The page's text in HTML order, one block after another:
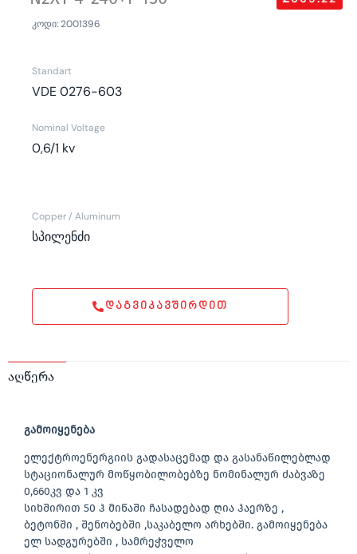
კოდი: 2001396
Standart
VDE 0276-603
Nominal Voltage
0,6/1 kv
Copper / Aluminum
სპილენძი
ᲓᲐᲒᲕᲘᲙᲐᲕᲨᲘᲠᲓᲘᲗ
აღწერა
გამოიყენება
ელექტროენერგიის გადასაცემად და გასანაწილებლად
სტაციონალურ მოწყობილობებზე ნომინალურ ძაბვაზე
0,660კვ და 1 კვ
სიხშირით 50 ჰ მიწაში ჩასადებად ღია ჰაერზე ,
ბეტონში , შენობებში ,საკაბელო არხებში. გამოიყენება
ელ სადგურებში , სამრეჭველო